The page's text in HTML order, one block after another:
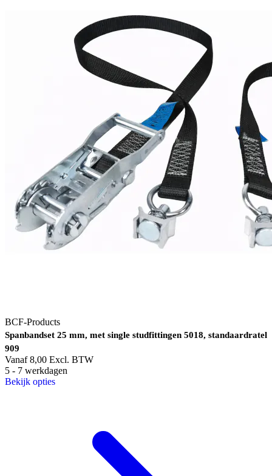
BCF-Products
Spanbandset 25 mm, met single studfittingen 5018, standaardratel
909
Vanaf8,00 Excl. BTW
5 - 7 werkdagen
Bekijk opties